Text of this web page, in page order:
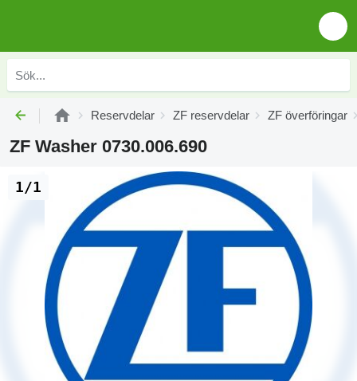
Reservdelar ZF reservdelar ZF överföringar
ZF Washer 0730.006.690
1/1